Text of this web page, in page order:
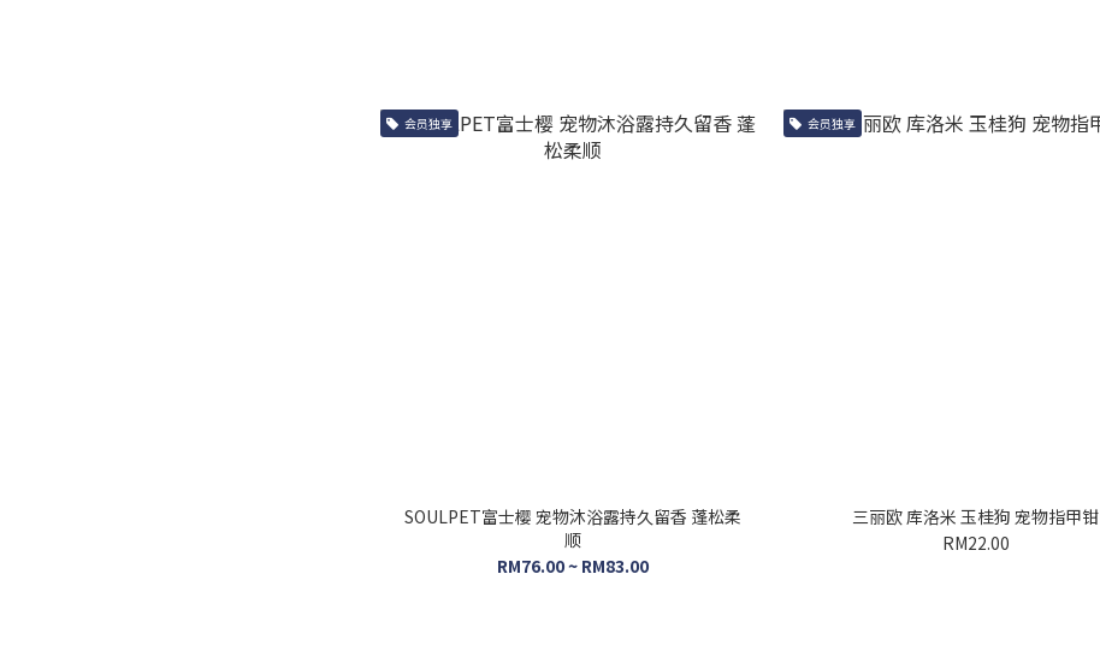
会员独享
SOULPET富士樱 宠物沐浴露持久留香 蓬松柔
顺
RM76.00 ~ RM83.00
会员独享
三丽欧 库洛米 玉桂狗 宠物指甲钳
RM22.00